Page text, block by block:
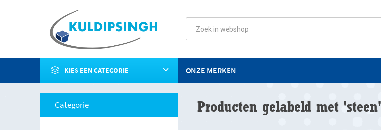
KIES EEN CATEGORIE ONZE MERKEN
Producten gelabeld met 'steen'
Categorie